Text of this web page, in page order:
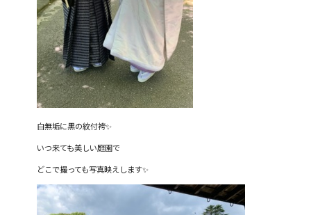
白無垢に黒の紋付袴✨
いつ来ても美しい庭園で
どこで撮っても写真映えします✨